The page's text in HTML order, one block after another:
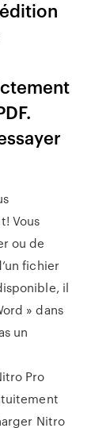
Vous
ou de
fichier
il
» dans
un
Pro
Nitro